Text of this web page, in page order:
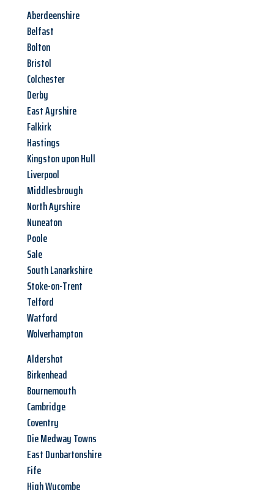
Aberdeenshire
Belfast
Bolton
Bristol
Colchester
Derby
East Ayrshire
Falkirk
Hastings
Kingston upon Hull
Liverpool
Middlesbrough
North Ayrshire
Nuneaton
Poole
Sale
South Lanarkshire
Stoke-on-Trent
Telford
Watford
Wolverhampton
Aldershot
Birkenhead
Bournemouth
Cambridge
Coventry
Die Medway Towns
East Dunbartonshire
Fife
High Wycombe